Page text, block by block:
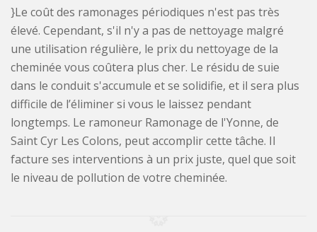
}Le coût des ramonages périodiques n'est pas très
élevé. Cependant, s'il n'y a pas de nettoyage malgré
une utilisation régulière, le prix du nettoyage de la
cheminée vous coûtera plus cher. Le résidu de suie
dans le conduit s'accumule et se solidifie, et il sera plus
difficile de l’éliminer si vous le laissez pendant
longtemps. Le ramoneur Ramonage de l'Yonne, de
Saint Cyr Les Colons, peut accomplir cette tâche. Il
facture ses interventions à un prix juste, quel que soit
le niveau de pollution de votre cheminée.